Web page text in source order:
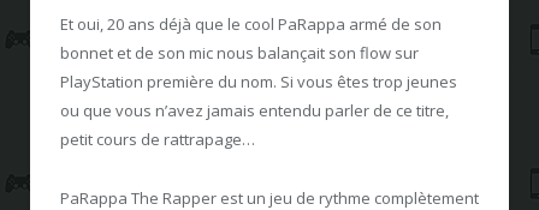
Et oui, 20 ans déjà que le cool PaRappa armé de son
bonnet et de son mic nous balançait son flow sur
PlayStation première du nom. Si vous êtes trop jeunes
ou que vous n’avez jamais entendu parler de ce titre,
petit cours de rattrapage…
PaRappa The Rapper est un jeu de rythme complètement